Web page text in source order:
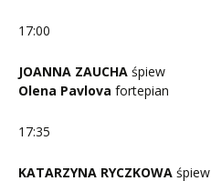
17:00
JOANNA ZAUCHA śpiew
Olena Pavlova fortepian
17:35
KATARZYNA RYCZKOWA śpiew